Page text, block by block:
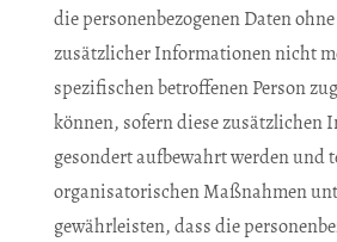
die personenbezogenen Daten
zusätzlicher Informationen nicht
spezifischen betroffenen Person
können, sofern diese zusätzlichen
gesondert aufbewahrt werden und
organisatorischen Maßnahmen
gewährleisten, dass die